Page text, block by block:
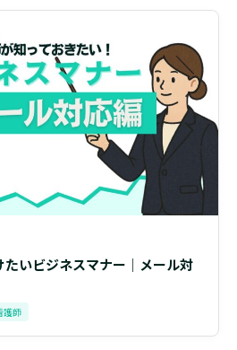
いビジネスマナー｜メール対
護師